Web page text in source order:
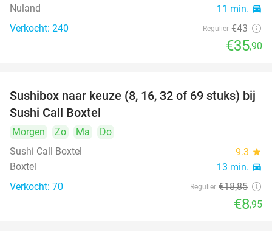
Nuland 11 min. directions_car
Verkocht: 240 Regulier €43
€35,90
53%
Sushibox naar keuze (8, 16, 32 of 69 stuks) bij
Sushi Call Boxtel
Morgen Zo Ma
Do
Sushi Call Boxtel
9.3 star
Boxtel 13 min. directions_car
Verkocht: 70 Regulier €18,85
€8,95